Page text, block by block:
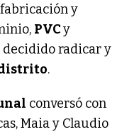
y
PVCy
radicar y
.
conversó con
Maia y Claudio